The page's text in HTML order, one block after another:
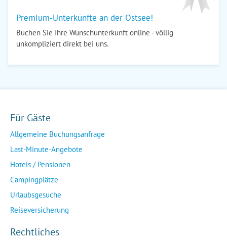
Premium-Unterkünfte an der Ostsee!
Buchen Sie Ihre Wunschunterkunft online - völlig
unkompliziert direkt bei uns.
Für Gäste
Allgemeine Buchungsanfrage
Last-Minute-Angebote
Hotels / Pensionen
Campingplätze
Urlaubsgesuche
Reiseversicherung
Rechtliches